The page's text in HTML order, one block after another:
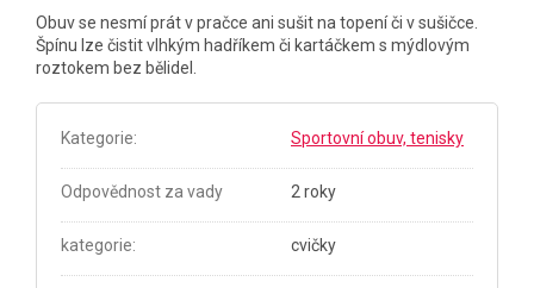
Obuv se nesmí prát v pračce ani sušit na topení či v sušičce.
Špínu lze čistit vlhkým hadříkem či kartáčkem s mýdlovým
roztokem bez bělidel.
Kategorie: Sportovní obuv, tenisky
Odpovědnost za vady 2 roky
kategorie: cvičky